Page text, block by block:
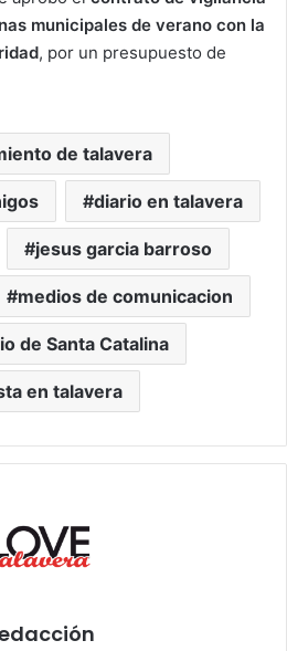
municipales de verano con la
, por un presupuesto de
de talavera
diario en talavera
jesus garcia barroso
medios de comunicacion
de Santa Catalina
en talavera